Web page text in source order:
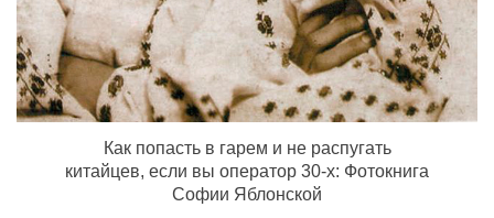
Как попасть в гарем и не распугать
китайцев, если вы оператор 30-х: Фотокнига
Софии Яблонской